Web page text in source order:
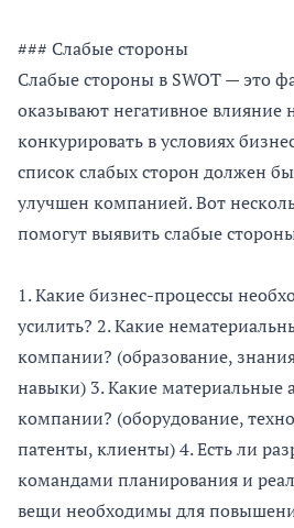
### Слабые стороны
Слабые стороны в SWOT — это
оказывают негативное влияние
конкурировать в условиях
список слабых сторон должен
улучшен компанией. Вот
помогут выявить слабые
1. Какие бизнес-процессы
усилить? 2. Какие
компании? (образование,
навыки) 3. Какие
компании? (оборудование,
патенты, клиенты) 4. Есть ли
командами планирования и
вещи необходимы для